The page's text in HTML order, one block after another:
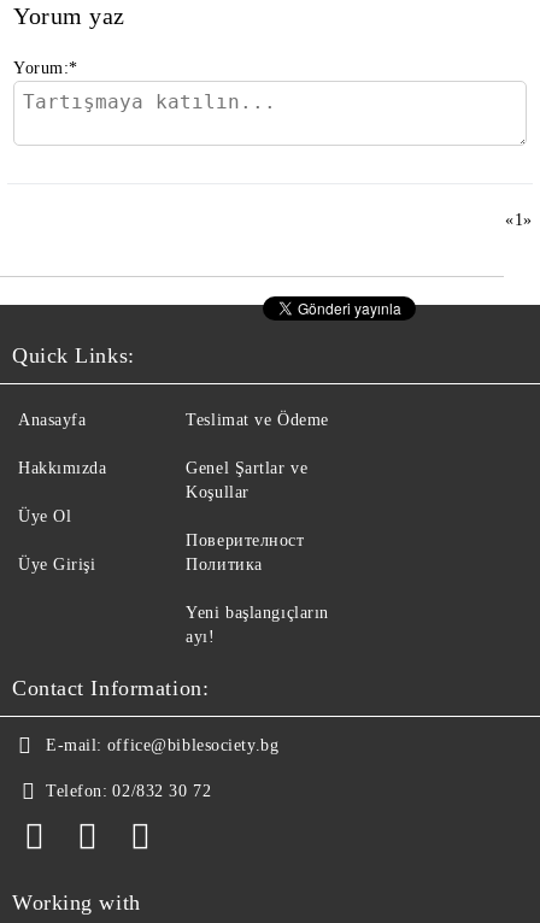
Yorum yaz
Yorum:*
«1»
Quick Links:
Anasayfa
Hakkımızda
Üye Ol
Üye Girişi
Teslimat ve Ödeme
Genel Şartlar ve
Koşullar
Поверителност
Политика
Yeni başlangıçların
ayı!
Contact Information:
E-mail: office@biblesociety.bg
Telefon: 02/832 30 72
Working with